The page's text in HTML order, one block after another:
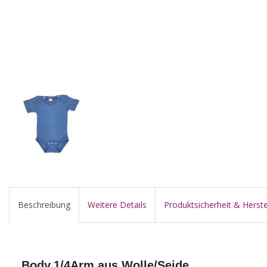
Beschreibung Weitere Details Produktsicherheit &